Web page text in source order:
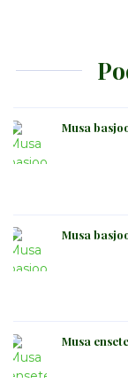
Musa
Musa
Musa ensete